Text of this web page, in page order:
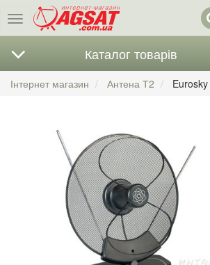
Меню
Каталог товарів
Інтернет магазин Антена Т2